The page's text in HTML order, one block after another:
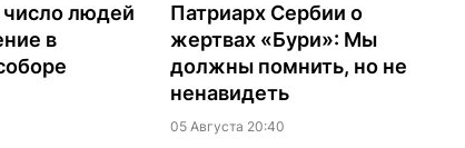
людей
в
Патриарх Сербии о
жертвах «Бури»: Мы
должны помнить, но не
ненавидеть
05 Августа 20:40